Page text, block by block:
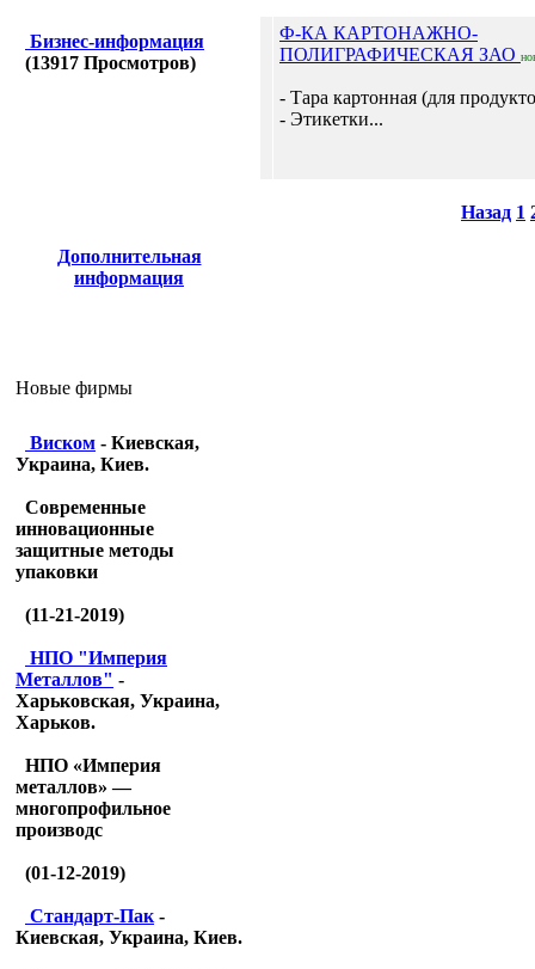
Бизнес-информация
(13917 Просмотров)
Дополнительная
информация
Новые фирмы
Виском - Киевская,
Украина, Киев.
Современные
инновационные
защитные методы
упаковки
(11-21-2019)
НПО "Империя
Металлов" -
Харьковская, Украина,
Харьков.
НПО «Империя
металлов» —
многопрофильное
производс
(01-12-2019)
Стандарт-Пак -
Киевская, Украина, Киев.
Ф-КА КАРТОНАЖНО-
ПОЛИГРАФИЧЕСКАЯ ЗАО
- Тара картонная (для
- Этикетки...
Назад 1